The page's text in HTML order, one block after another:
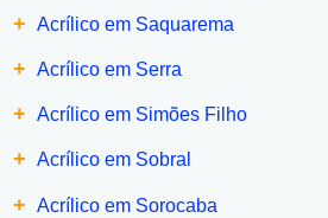
+ Acrílico em Saquarema
+ Acrílico em Serra
+ Acrílico em Simões Filho
+ Acrílico em Sobral
+ Acrílico em Sorocaba